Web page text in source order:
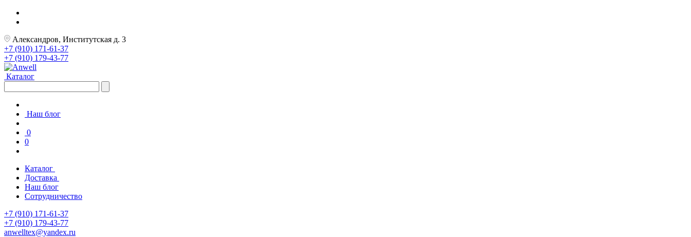
Александров, Институтская д. 3
+7 (910) 171-61-37
+7 (910) 179-43-77
Каталог
Наш блог
0
0
Каталог
Доставка
Наш блог
Сотрудничество
+7 (910) 171-61-37
+7 (910) 179-43-77
anwelltex@yandex.ru